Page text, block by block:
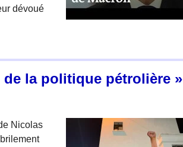
dévoué
de la politique pétrolière »
Nicolas